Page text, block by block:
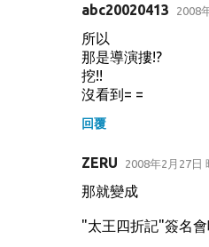
abc20020413 2008
所以
那是導演摟!?
挖!!
沒看到= =
回覆
ZERU 2008年2月27日
那就變成
"太王四折記"簽名會